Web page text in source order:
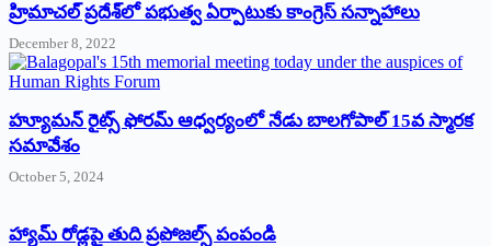
‌హ్రిమాచల్‌ ‌ప్రదేశ్‌లో పభుత్వ ఏర్పాటుకు కాంగ్రెస్‌ ‌సన్నాహాలు
December 8, 2022
హ్యూమన్‌ రైట్స్‌ ఫోరమ్‌ ఆధ్వర్యంలో నేడు బాలగోపాల్‌ 15వ స్మారక
సమావేశం
October 5, 2024
హ్యామ్‌ రోడ్లపై తుది ప్రపోజల్స్‌ పంపండి